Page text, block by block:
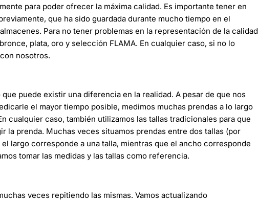
para poder ofrecer la máxima calidad. Es importante tener en
que ha sido guardada durante mucho tiempo en el
Para no tener problemas en la representación de la calidad
plata, oro y selección FLAMA. En cualquier caso, si no lo
nosotros.
que puede existir una diferencia en la realidad. A pesar de que nos
el mayor tiempo posible, medimos muchas prendas a lo largo
cualquier caso, también utilizamos las tallas tradicionales para que
la prenda. Muchas veces situamos prendas entre dos tallas (por
largo corresponde a una talla, mientras que el ancho corresponde
tomar las medidas y las tallas como referencia.
veces repitiendo las mismas. Vamos actualizando